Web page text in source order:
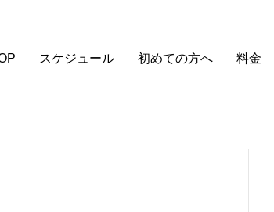
スケジュール 初めての方へ 料金